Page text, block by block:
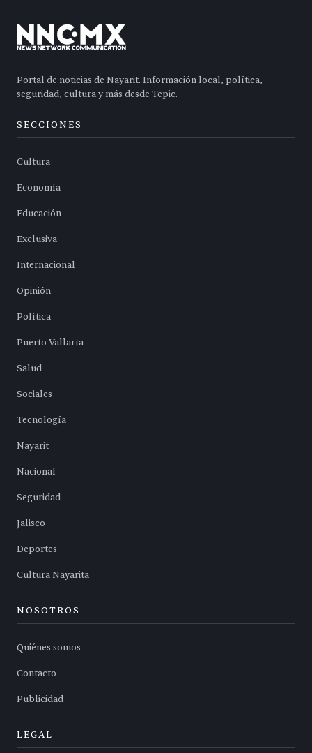
Portal de noticias de Nayarit. Información local, política,
seguridad, cultura y más desde Tepic.
SECCIONES
Cultura
Economía
Educación
Exclusiva
Internacional
Opinión
Política
Puerto Vallarta
Salud
Sociales
Tecnología
Nayarit
Nacional
Seguridad
Jalisco
Deportes
Cultura Nayarita
NOSOTROS
Quiénes somos
Contacto
Publicidad
LEGAL